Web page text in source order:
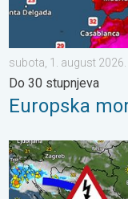
subota, 1. august 2026.
Do 30 stupnjeva
Europska
Pješčana oluja u